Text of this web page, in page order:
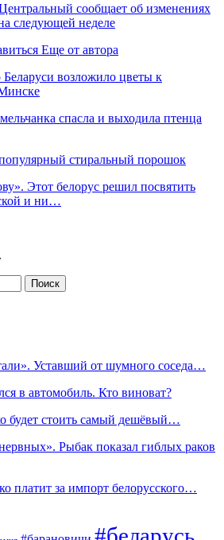
сообщает об изменениях
следующей неделе
Еще от автора
возложило цветы к
спасла и выходила птенца
стиральный порошок
Этот белорус решил посвятить
и ни…
Уставший от шумного соседа…
в автомобиль. Кто виноват?
будет стоить самый дешёвый…
Рыбак показал гиблых раков
платит за импорт белорусского…